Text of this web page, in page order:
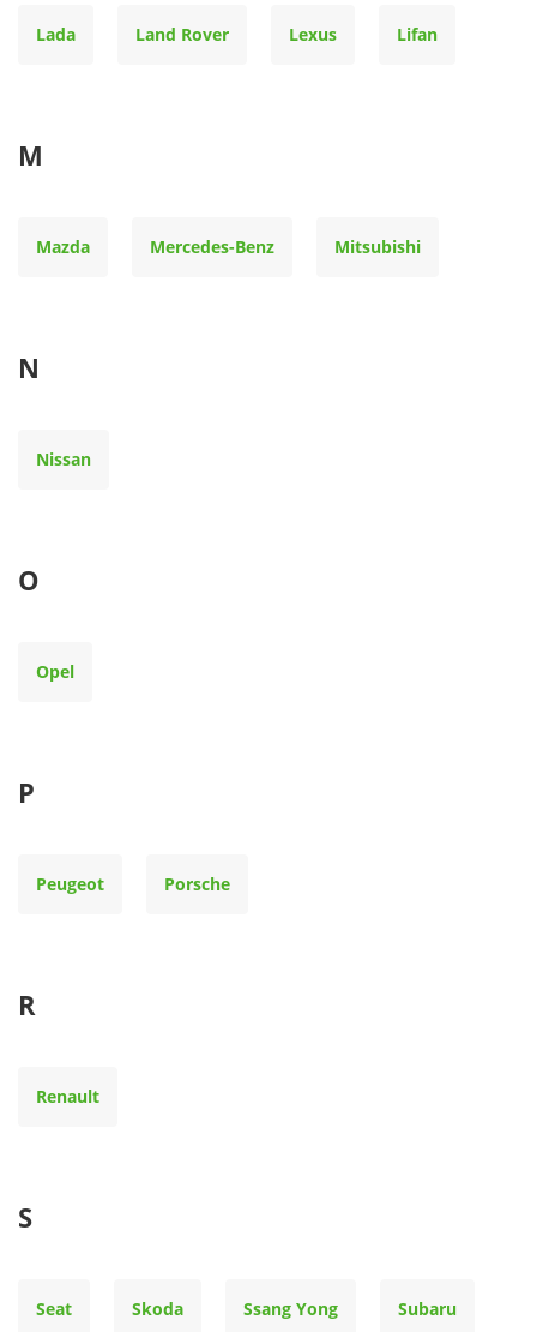
Lada Land Rover Lexus Lifan
M
Mazda Mercedes-Benz Mitsubishi
N
Nissan
O
Opel
P
Peugeot Porsche
R
Renault
S
Seat Skoda Ssang Yong Subaru